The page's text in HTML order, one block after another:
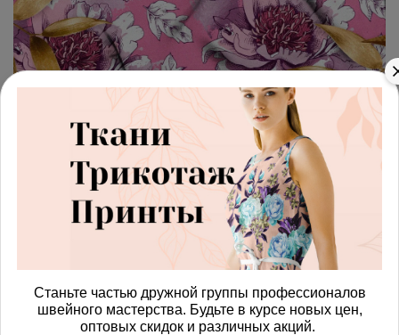
арт.4287668_dewspo
Ткань дюспо раскрывшиеся
цветы
Получить доступ к оптовым ценам
456.00 руб
В корзину
Станьте частью дружной группы профессионалов
швейного мастерства. Будьте в курсе новых цен,
оптовых скидок и различных акций.